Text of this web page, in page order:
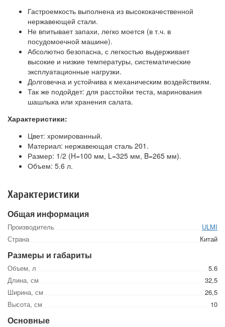
Гастроемкость выполнена из высококачественной
нержавеющей стали.
Не впитывает запахи, легко моется (в т.ч. в
посудомоечной машине).
Абсолютно безопасна, с легкостью выдерживает
высокие и низкие температуры, систематические
эксплуатационные нагрузки.
Долговечна и устойчива к механическим воздействиям.
Так же подойдет: для расстойки теста, маринования
шашлыка или хранения салата.
Характеристики:
Цвет: хромированный.
Материал: нержавеющая сталь 201.
Размер: 1/2 (H=100 мм, L=325 мм, B=265 мм).
Объем: 5.6 л.
Характеристики
Общая информация
Производитель
ULMI
Страна
Китай
Размеры и габариты
Объем, л
5.6
Длина, см
32,5
Ширина, см
26,5
Высота, см
10
Основные